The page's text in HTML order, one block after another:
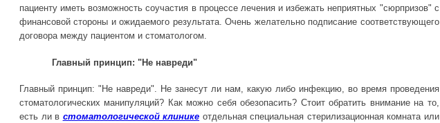
пациенту иметь возможность соучастия в процессе лечения и избежать неприятных "сюрпризов" с
финансовой стороны и ожидаемого результата. Очень желательно подписание соответствующего
договора между пациентом и стоматологом.
Главный принцип: "Не навреди"
Главный принцип: "Не навреди". Не занесут ли нам, какую либо инфекцию, во время проведения
стоматологических манипуляций? Как можно себя обезопасить? Стоит обратить внимание на то,
есть ли в стоматологической клинике отдельная специальная стерилизационная комната или